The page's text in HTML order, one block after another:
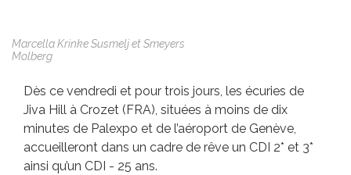
Marcella Krinke Susmelj et Smeyers
Molberg
Dès ce vendredi et pour trois jours, les écuries de
Jiva Hill à Crozet (FRA), situées à moins de dix
minutes de Palexpo et de l’aéroport de Genève,
accueilleront dans un cadre de rêve un CDI 2* et 3*
ainsi qu’un CDI - 25 ans.